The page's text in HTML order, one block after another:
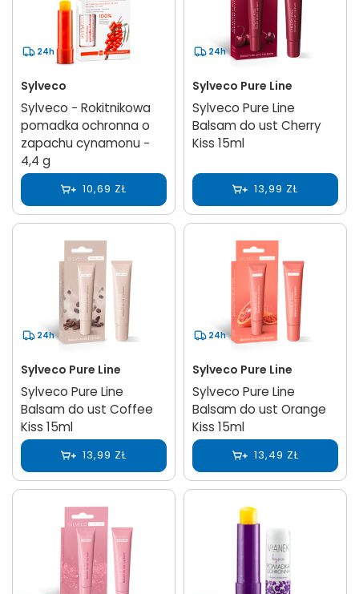
24h
Sylveco
Sylveco − Rokitnikowa
pomadka ochronna o
zapachu cynamonu −
4,4 g
10,69 ZŁ
24h
Sylveco Pure Line
Sylveco Pure Line
Balsam do ust Cherry
Kiss 15ml
13,99 ZŁ
24h
Sylveco Pure Line
Sylveco Pure Line
Balsam do ust Coffee
Kiss 15ml
13,99 ZŁ
24h
Sylveco Pure Line
Sylveco Pure Line
Balsam do ust Orange
Kiss 15ml
13,49 ZŁ